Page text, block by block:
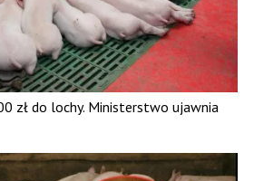
zł do lochy. Ministerstwo ujawnia